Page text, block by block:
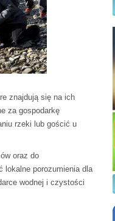
znajdują się na ich
za gospodarkę
rzeki lub gościć u
oraz do
lokalne porozumienia dla
wodnej i czystości